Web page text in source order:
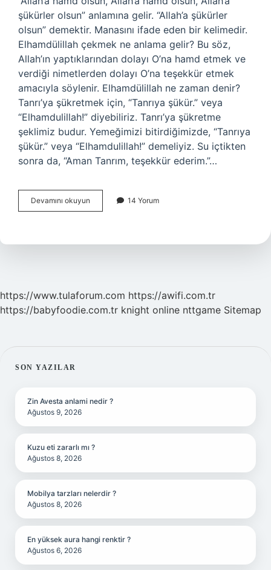
şükürler olsun” anlamına gelir. “Allah’a şükürler
olsun” demektir. Manasını ifade eden bir kelimedir.
Elhamdülillah çekmek ne anlama gelir? Bu söz,
Allah’ın yaptıklarından dolayı O’na hamd etmek ve
verdiği nimetlerden dolayı O’na teşekkür etmek
amacıyla söylenir. Elhamdülillah ne zaman denir?
Tanrı’ya şükretmek için, “Tanrıya şükür.” veya
“Elhamdulillah!” diyebiliriz. Tanrı’ya şükretme
şeklimiz budur. Yemeğimizi bitirdiğimizde, “Tanrıya
şükür.” veya “Elhamdulillah!” demeliyiz. Su içtikten
sonra da, “Aman Tanrım, teşekkür ederim.”…
Devamını okuyun Elhamdülillah
Müslümanım
Anlamı
14 Yorum
https://www.tulaforum.com https://awifi.com.tr
https://babyfoodie.com.tr knight online nttgame Sitemap
SIDEBAR
SON YAZILAR
Zin Avesta anlami nedir ?
Ağustos 9, 2026
Kuzu eti zararlı mı ?
Ağustos 8, 2026
Mobilya tarzları nelerdir ?
Ağustos 8, 2026
En yüksek aura hangi renktir ?
Ağustos 6, 2026